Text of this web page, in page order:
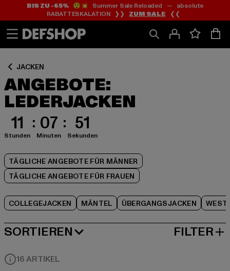
Zum
Inhalt
springen
Zum
Fußzeile
springen
BIS ZU -65%😲💥 Summer Sale Reloaded — absolute
RABATTESKALATION ❯❯ ZUM SALE ❮❮
JACKEN
ANGEBOTE:
LEDERJACKEN
11
Stunden
07
Minuten
51
Sekunden
TÄGLICHE ANGEBOTE FÜR MÄNNER
TÄGLICHE ANGEBOTE FÜR FRAUEN
COLLEGEJACKEN MÄNTEL ÜBERGANGSJACKEN
Zum
Produktraster
springen
SORTIEREN
BELIEBTESTE FILTER
16 ARTIKEL